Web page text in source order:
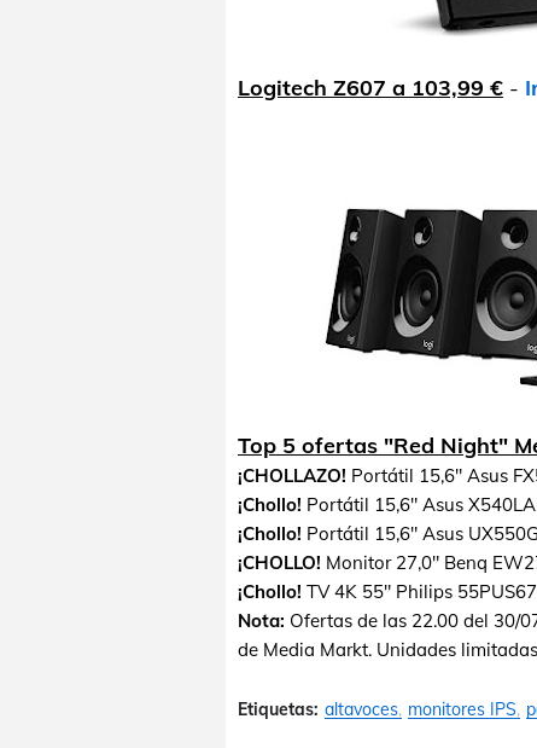
Logitech Z607 a 103,99 € -
Top 5 ofertas "Red Night"
¡CHOLLAZO! Portátil 15,6" Asus
¡Chollo! Portátil 15,6" Asus
¡Chollo! Portátil 15,6" Asus
¡CHOLLO! Monitor 27,0" Benq
¡Chollo! TV 4K 55" Philips
Nota: Ofertas de las 22.00 del 30/
de Media Markt. Unidades
Etiquetas: altavoces monitores IPS